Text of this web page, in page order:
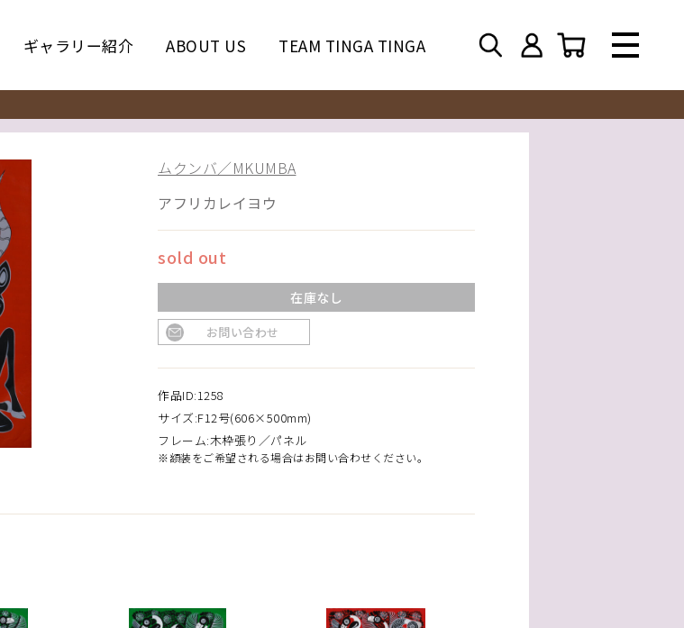
ギャラリー紹介 ABOUT US TEAM TINGA TINGA
ムクンバ／MKUMBA
アフリカレイヨウ
sold out
在庫なし
お問い合わせ
作品ID:1258
サイズ:F12号(606×500mm)
フレーム:木枠張り／パネル
※額装をご希望される場合はお問い合わせください。